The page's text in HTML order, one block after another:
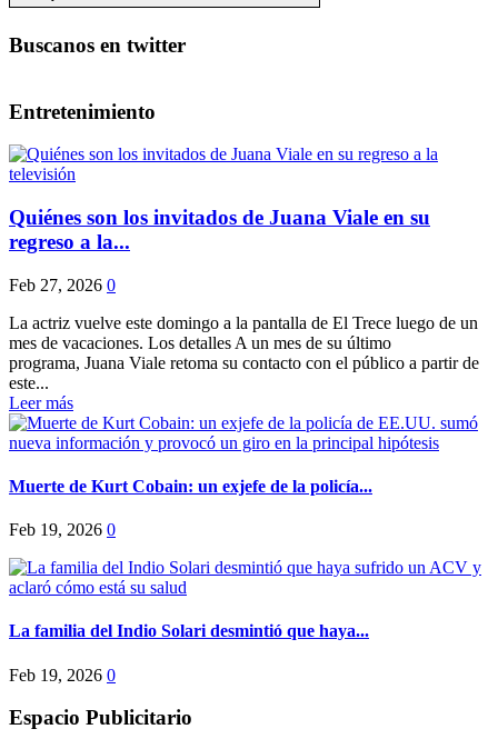
Buscanos en twitter
Entretenimiento
Quiénes son los invitados de Juana Viale en su
regreso a la...
Feb 27, 2026 0
La actriz vuelve este domingo a la pantalla de El Trece luego de un
mes de vacaciones. Los detalles A un mes de su último
programa, Juana Viale retoma su contacto con el público a partir de
este...
Leer más
Muerte de Kurt Cobain: un exjefe de la policía...
Feb 19, 2026 0
La familia del Indio Solari desmintió que haya...
Feb 19, 2026 0
Espacio Publicitario